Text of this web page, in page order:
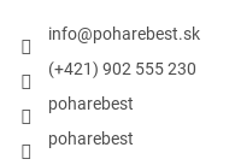
info@poharebest.sk
(+421) 902 555 230
poharebest
poharebest